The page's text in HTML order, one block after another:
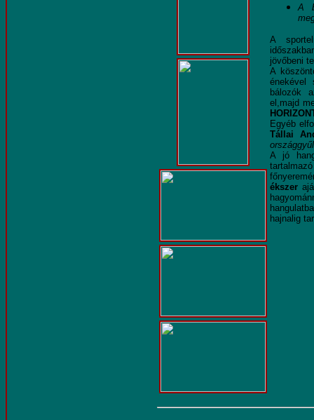
A
A
jövőbeni
A
énekével
bálozók
el,majd
Egyéb
Tállai
A jó
ékszer
hajnalig